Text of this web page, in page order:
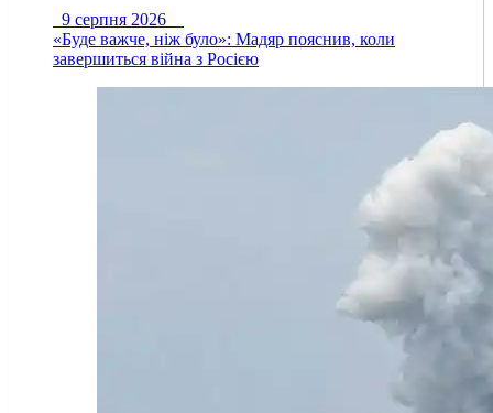
9 серпня 2026
«Буде важче, ніж було»: Мадяр пояснив, коли
завершиться війна з Росією